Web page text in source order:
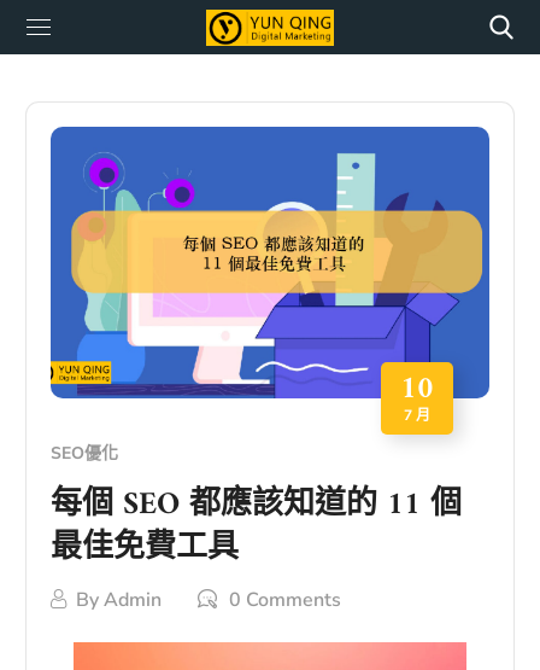
10
7 月
SEO優化
每個 SEO 都應該知道的 11 個
最佳免費工具
ByAdmin 0 Comments